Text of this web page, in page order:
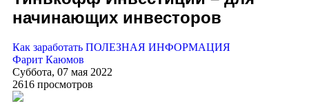
начинающих инвесторов
Как заработать ПОЛЕЗНАЯ ИНФОРМАЦИЯ
Фарит Каюмов
Суббота, 07 мая 2022
2616 просмотров